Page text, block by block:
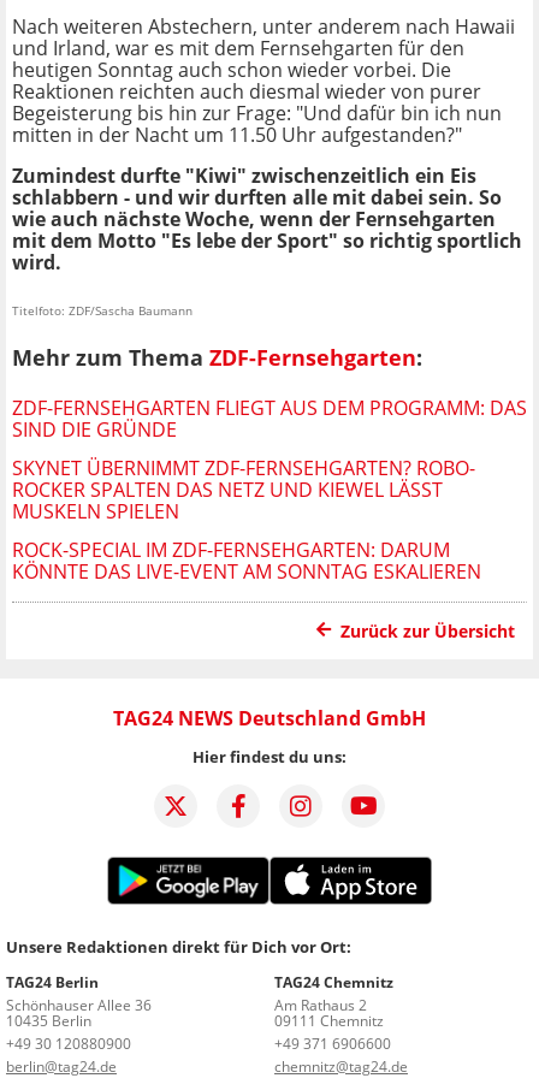
Nach weiteren Abstechern, unter anderem nach Hawaii
und Irland, war es mit dem Fernsehgarten für den
heutigen Sonntag auch schon wieder vorbei. Die
Reaktionen reichten auch diesmal wieder von purer
Begeisterung bis hin zur Frage: "Und dafür bin ich nun
mitten in der Nacht um 11.50 Uhr aufgestanden?"
Zumindest durfte "Kiwi" zwischenzeitlich ein Eis
schlabbern - und wir durften alle mit dabei sein. So
wie auch nächste Woche, wenn der Fernsehgarten
mit dem Motto "Es lebe der Sport" so richtig sportlich
wird.
Titelfoto: ZDF/Sascha Baumann
Mehr zum Thema ZDF-Fernsehgarten:
ZDF-FERNSEHGARTEN FLIEGT AUS DEM PROGRAMM: DAS
SIND DIE GRÜNDE
SKYNET ÜBERNIMMT ZDF-FERNSEHGARTEN? ROBO-
ROCKER SPALTEN DAS NETZ UND KIEWEL LÄSST
MUSKELN SPIELEN
ROCK-SPECIAL IM ZDF-FERNSEHGARTEN: DARUM
KÖNNTE DAS LIVE-EVENT AM SONNTAG ESKALIEREN
Zurück zur Übersicht
TAG24 NEWS Deutschland GmbH
Hier findest du uns:
Unsere Redaktionen direkt für Dich vor Ort:
TAG24 Berlin
Schönhauser Allee 36
10435 Berlin
+49 30 120880900
berlin@tag24.de
TAG24 Chemnitz
Am Rathaus 2
09111 Chemnitz
+49 371 6906600
chemnitz@tag24.de